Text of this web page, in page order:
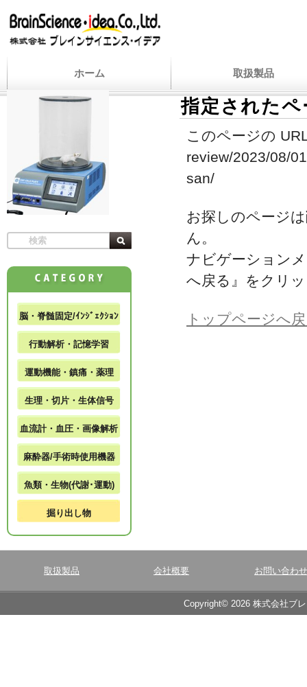
ホーム 取扱製品
指定された
このページの
review/2023/08/
san/
お探しのページ
ん。
ナビゲーション
へ戻る』をクリ
トップページへ
脳・脊髄固定/ｲﾝｼﾞｪｸｼｮﾝ
行動解析・記憶学習
運動機能・鎮痛・薬理
生理・切片・生体信号
血流計・血圧・画像解析
麻酔器/手術時使用機器
魚類・生物(代謝･運動)
掘り出し物
取扱製品 会社概要 お問い合わせ
Copyright© 2026 株式会社ブ